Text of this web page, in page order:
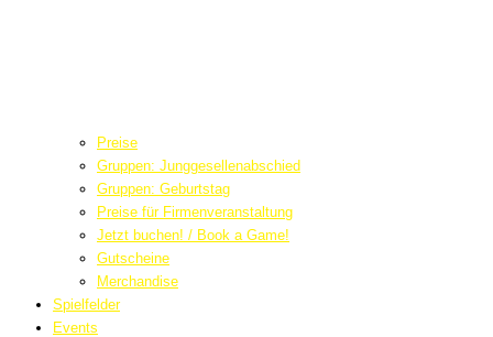
Preise
Gruppen: Junggesellenabschied
Gruppen: Geburtstag
Preise für Firmenveranstaltung
Jetzt buchen! / Book a Game!
Gutscheine
Merchandise
Spielfelder
Events